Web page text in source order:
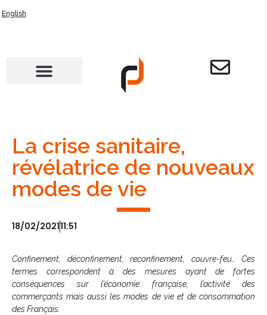
English
La crise sanitaire,
révélatrice de nouveaux
modes de vie
18/02/202111:51
Confinement, déconfinement, reconfinement, couvre-feu… Ces
termes correspondent à des mesures ayant de fortes
conséquences sur l’économie française, l’activité des
commerçants mais aussi les modes de vie et de consommation
des Français.